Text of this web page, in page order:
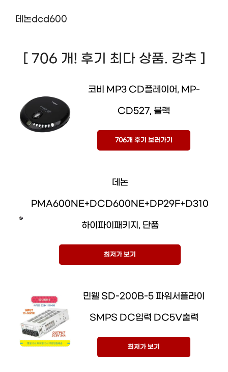
데논dcd600
[ 706 개! 후기 최다 상품. 강추 ]
코비 MP3 CD플레이어, MP-
CD527, 블랙
706개 후기 보러가기
데논
PMA600NE+DCD600NE+DP29F+D310
하이파이패키지, 단품
최저가 보기
민웰 SD-200B-5 파워서플라이
SMPS DC입력 DC5V출력
최저가 보기